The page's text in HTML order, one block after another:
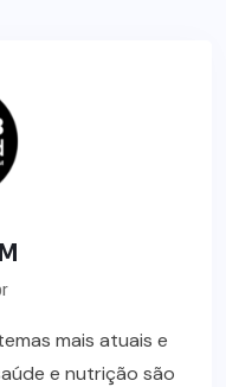
mais atuais e
e nutrição são